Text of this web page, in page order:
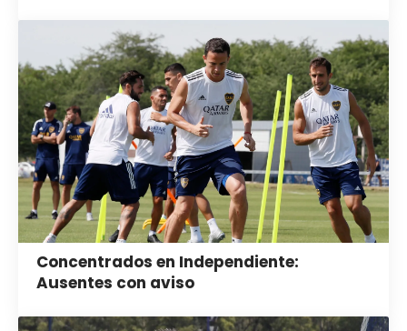
Concentrados en Independiente:
Ausentes con aviso